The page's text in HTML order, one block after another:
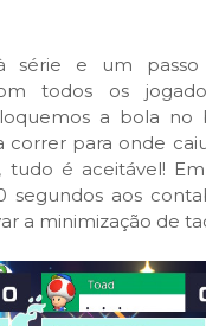
e um passo
todos os
a bola no
para onde
é aceitável!
aos
a minimização de